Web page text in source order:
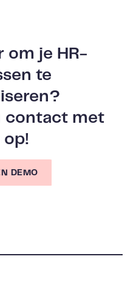
om je HR-
te
contact met
op!
DEMO